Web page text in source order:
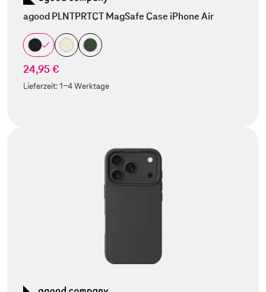
agood PLNTPRTCT MagSafe Case iPhone Air
24,95 €
Lieferzeit:1-4 Werktage